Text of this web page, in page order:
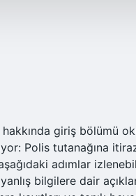
giriş bölümü
Polis tutanağına
adımlar
bilgilere dair